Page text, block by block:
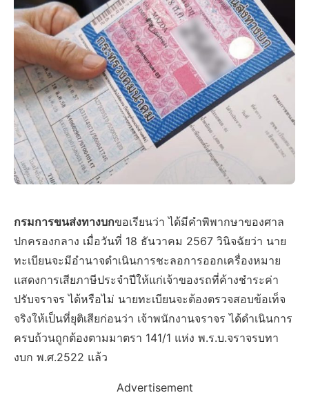
กรมการขนส่งทางบกขอเรียนว่า ได้มีคำพิพากษาของศาล
ปกครองกลาง เมื่อวันที่ 18 ธันวาคม 2567 วินิจฉัยว่า นาย
ทะเบียนจะมีอำนาจดำเนินการชะลอการออกเครื่องหมาย
แสดงการเสียภาษีประจำปีให้แก่เจ้าของรถที่ค้างชำระค่า
ปรับจราจร ได้หรือไม่ นายทะเบียนจะต้องตรวจสอบข้อเท็จ
จริงให้เป็นที่ยุติเสียก่อนว่า เจ้าพนักงานจราจร ได้ดำเนินการ
ครบถ้วนถูกต้องตามมาตรา 141/1 แห่ง พ.ร.บ.จราจรบทา
งบก พ.ศ.2522 แล้ว
Advertisement